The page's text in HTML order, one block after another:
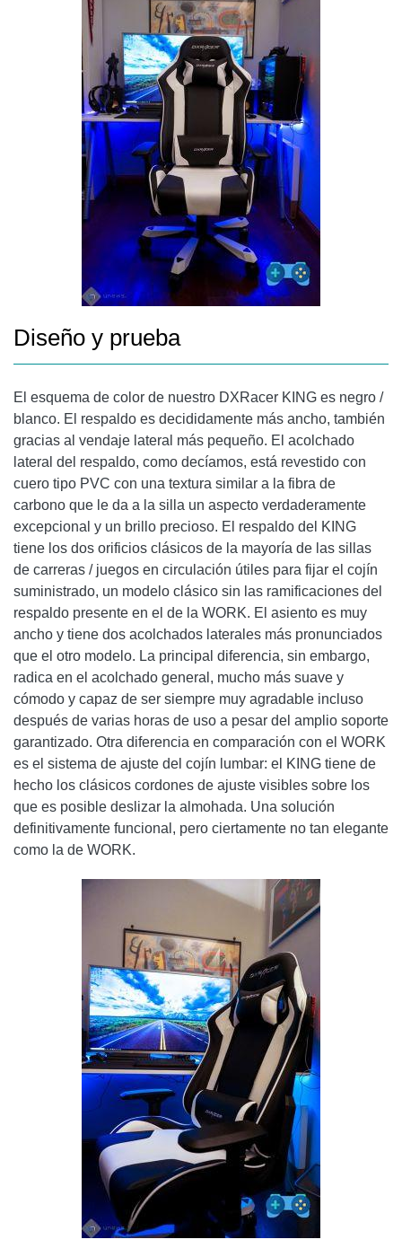
Diseño y prueba
El esquema de color de nuestro DXRacer KING es negro /
blanco. El respaldo es decididamente más ancho, también
gracias al vendaje lateral más pequeño. El acolchado
lateral del respaldo, como decíamos, está revestido con
cuero tipo PVC con una textura similar a la fibra de
carbono que le da a la silla un aspecto verdaderamente
excepcional y un brillo precioso. El respaldo del KING
tiene los dos orificios clásicos de la mayoría de las sillas
de carreras / juegos en circulación útiles para fijar el cojín
suministrado, un modelo clásico sin las ramificaciones del
respaldo presente en el de la WORK. El asiento es muy
ancho y tiene dos acolchados laterales más pronunciados
que el otro modelo. La principal diferencia, sin embargo,
radica en el acolchado general, mucho más suave y
cómodo y capaz de ser siempre muy agradable incluso
después de varias horas de uso a pesar del amplio soporte
garantizado. Otra diferencia en comparación con el WORK
es el sistema de ajuste del cojín lumbar: el KING tiene de
hecho los clásicos cordones de ajuste visibles sobre los
que es posible deslizar la almohada. Una solución
definitivamente funcional, pero ciertamente no tan elegante
como la de WORK.